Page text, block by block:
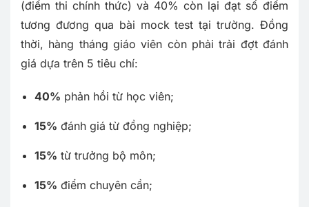
(điểm thi chính thức) và 40% còn lại đạt số điểm
tương đương qua bài mock test tại trường. Đồng
thời, hàng tháng giáo viên còn phải trải đợt đánh
giá dựa trên 5 tiêu chí:
40% phản hồi từ học viên;
15% đánh giá từ đồng nghiệp;
15% từ trưởng bộ môn;
15% điểm chuyên cần;